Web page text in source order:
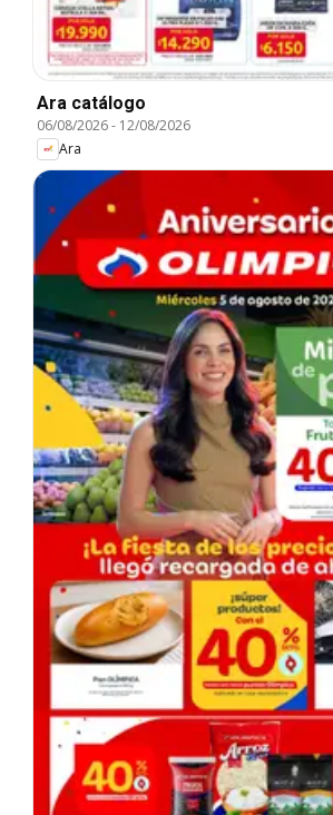
Ara catálogo
06/08/2026- 12/08/2026
Ara